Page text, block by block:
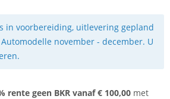
in voorbereiding, uitlevering gepland
november - december. U
rente geen BKR vanaf € 100,00 met